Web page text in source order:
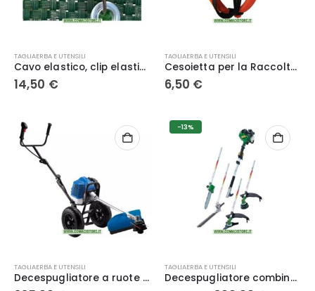
TAGLIAERBA E UTENSILI
Cavo elastico, clip elastiche da 10 cm per fissaggio rete
14,50 €
TAGLIAERBA E UTENSILI
Cesoietta per la Raccolta di Agrumi da 100 mm (4″) con Lame in Acciaio Inossidabile ECEF
6,50 €
TAGLIAERBA E UTENSILI
Decespugliatore a ruote 35240 – Hyundai
-13%
TAGLIAERBA E UTENSILI
Decespugliatore combinato a scoppio 4 in 1 – Ribiland PR4EN1T